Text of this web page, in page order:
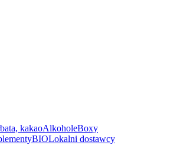
kakaoAlkoholeBoxy
BIOLokalni dostawcy